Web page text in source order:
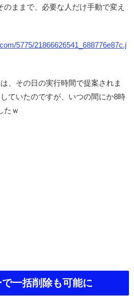
のままで、必要な人だけ手動で変え
、その日の実行時間で提案されま
ていたのですが、いつの間にか8時
たｗ
一括削除も可能に